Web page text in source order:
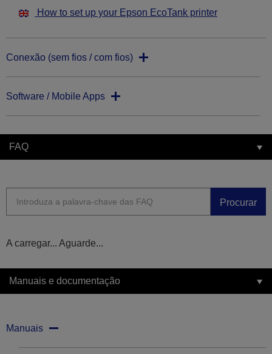
How to set up your Epson EcoTank printer
Conexão (sem fios / com fios)
Software / Mobile Apps
FAQ
Procurar
A carregar... Aguarde...
Manuais e documentação
Manuais